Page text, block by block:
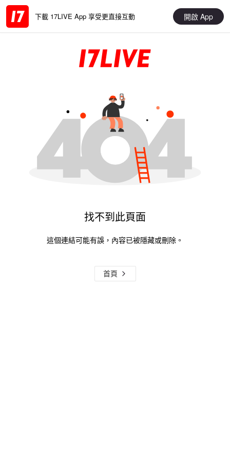
下載 17LIVE App 享受更直接互動 開啟 App
找不到此頁面
這個連結可能有誤，內容已被隱藏或刪除。
首頁